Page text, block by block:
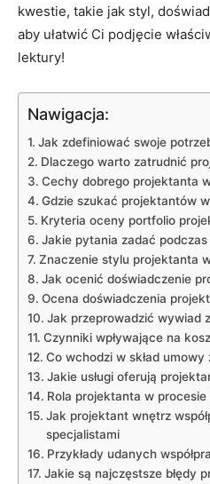
kwestie,⁢ takie jak⁢ styl,
aby ułatwić Ci podjęcie
lektury!
Nawigacja:
Jak zdefiniować swoje
Dlaczego warto zatrudnić
Cechy⁣ dobrego projektanta
Gdzie szukać ​projektantów
Kryteria‌ oceny portfolio
Jakie pytania zadać
Znaczenie stylu projektanta
Jak⁤ ocenić doświadczenie
Ocena doświadczenia
Jak przeprowadzić wywiad
Czynniki wpływające ⁤na
Co wchodzi w skład
Jakie usługi oferują
Rola projektanta w
Jak projektant wnętrz‌
specjalistami
Przykłady udanych
Jakie są najczęstsze błędy